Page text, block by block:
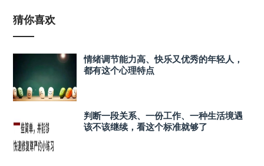
猜你喜欢
情绪调节能力高、快乐又优秀的年轻人，
都有这个心理特点
判断一段关系、一份工作、一种生活境遇
该不该继续，看这个标准就够了